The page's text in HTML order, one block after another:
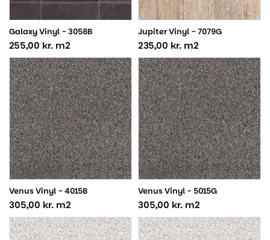
Galaxy Vinyl - 3058B
255,00 kr. m2
Jupiter Vinyl - 7079G
235,00 kr. m2
Venus Vinyl - 4015B
305,00 kr. m2
Venus Vinyl - 5015G
305,00 kr. m2